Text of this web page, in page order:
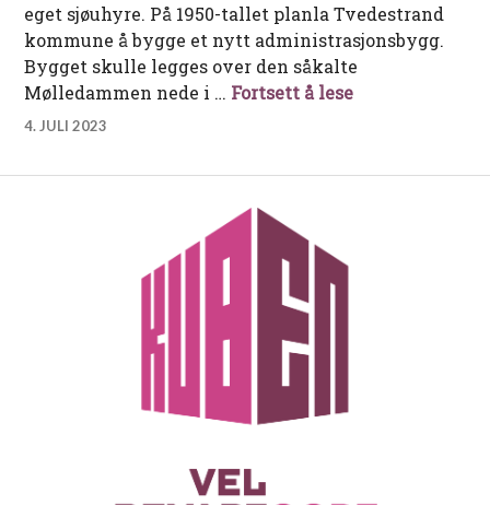
eget sjøuhyre. På 1950-tallet planla Tvedestrand
kommune å bygge et nytt administrasjonsbygg.
Bygget skulle legges over den såkalte
Mølledammen nede i … Fortsett å leseTjenna – fra
4. JULI 2023